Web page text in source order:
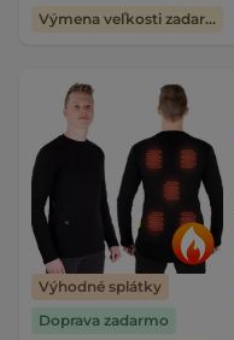
Výmena veľkosti zadarmo
Výhodné splátky
Doprava zadarmo